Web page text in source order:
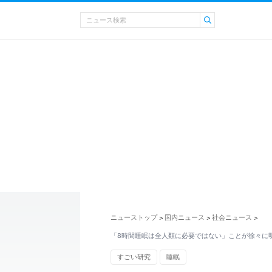
ニューストップ > 国内ニュース > 社会ニュース >
「8時間睡眠は全人類に必要ではない」ことが徐々に
すごい研究 睡眠